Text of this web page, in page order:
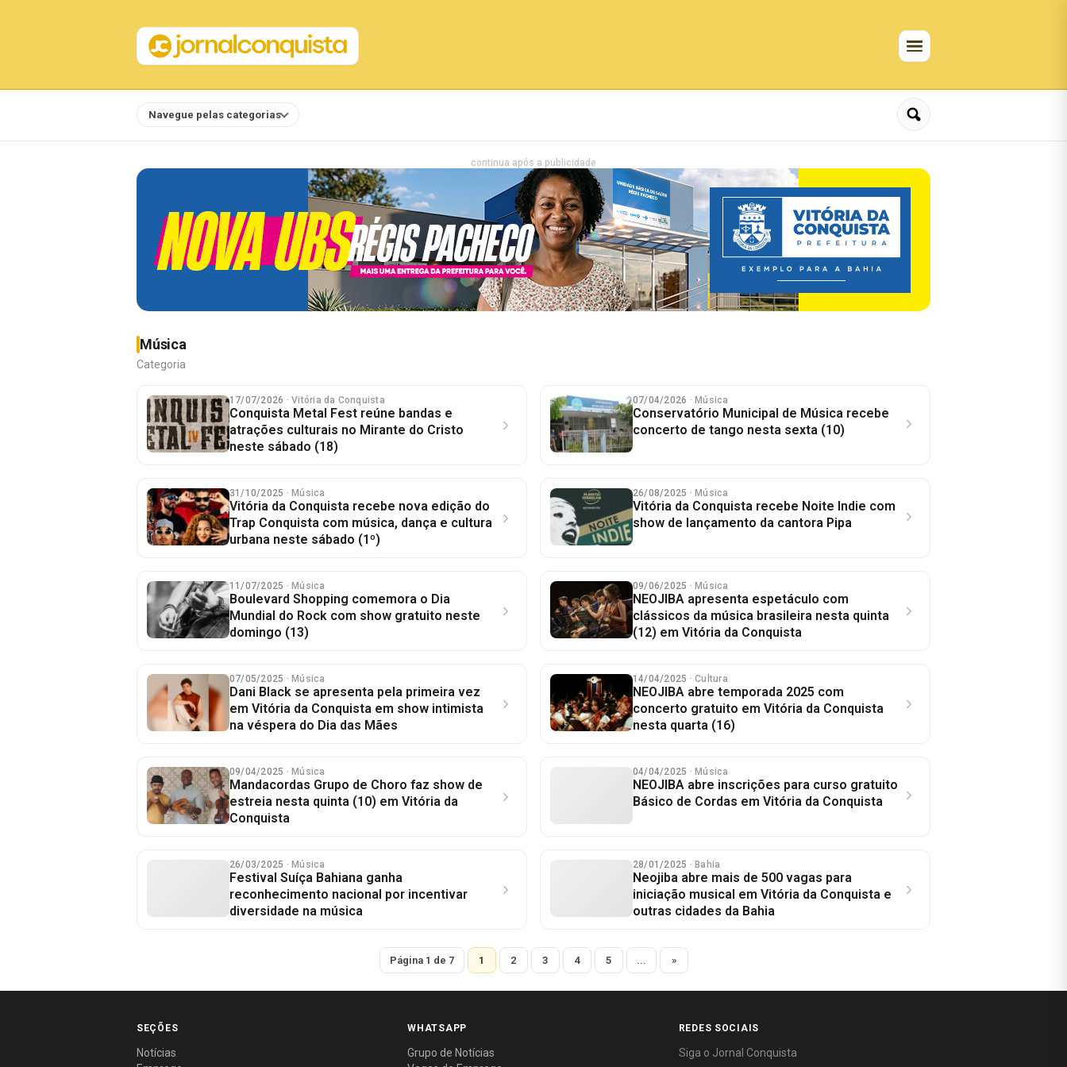
Navegue pelas categorias
continua após a publicidade
Música
Categoria
17/07/2026 · Vitória da Conquista
Conquista Metal Fest reúne bandas e
atrações culturais no Mirante do Cristo
neste sábado (18)
07/04/2026 · Música
Conservatório Municipal de Música recebe
concerto de tango nesta sexta (10)
31/10/2025 · Música
Vitória da Conquista recebe nova edição do
Trap Conquista com música, dança e cultura
urbana neste sábado (1º)
26/08/2025 · Música
Vitória da Conquista recebe Noite Indie com
show de lançamento da cantora Pipa
11/07/2025 · Música
Boulevard Shopping comemora o Dia
Mundial do Rock com show gratuito neste
domingo (13)
09/06/2025 · Música
NEOJIBA apresenta espetáculo com
clássicos da música brasileira nesta quinta
(12) em Vitória da Conquista
07/05/2025 · Música
Dani Black se apresenta pela primeira vez
em Vitória da Conquista em show intimista
na véspera do Dia das Mães
14/04/2025 · Cultura
NEOJIBA abre temporada 2025 com
concerto gratuito em Vitória da Conquista
nesta quarta (16)
09/04/2025 · Música
Mandacordas Grupo de Choro faz show de
estreia nesta quinta (10) em Vitória da
Conquista
04/04/2025 · Música
NEOJIBA abre inscrições para curso gratuito
Básico de Cordas em Vitória da Conquista
26/03/2025 · Música
Festival Suíça Bahiana ganha
reconhecimento nacional por incentivar
diversidade na música
28/01/2025 · Bahia
Neojiba abre mais de 500 vagas para
iniciação musical em Vitória da Conquista e
outras cidades da Bahia
Página 1 de 7 1 2 3 4 5 ... »
SEÇÕES
Notícias
WHATSAPP
Grupo de Notícias
REDES SOCIAIS
Siga o Jornal Conquista